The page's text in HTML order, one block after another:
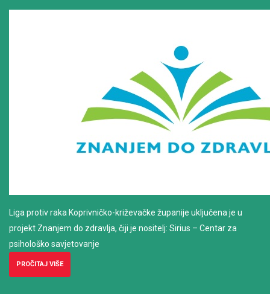
Liga protiv raka Koprivničko-križevačke županije uključena je u
projekt Znanjem do zdravlja, čiji je nositelj: Sirius – Centar za
psihološko savjetovanje
PROČITAJ VIŠE